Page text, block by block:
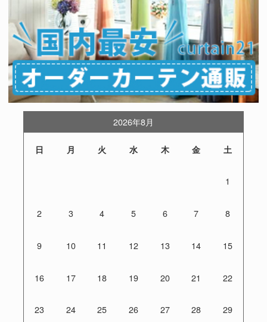
2026年8月
日 月 火 水 木 金 土
1
2 3 4 5 6 7 8
9 10 11 12 13 14 15
16 17 18 19 20 21 22
23 24 25 26 27 28 29